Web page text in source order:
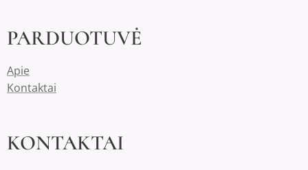
PARDUOTUVĖ
Apie
Kontaktai
KONTAKTAI